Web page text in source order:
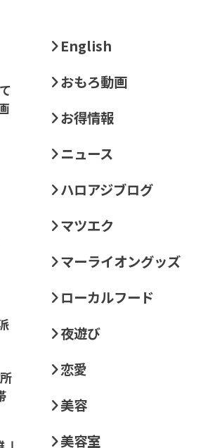
English
おもろ動画
お得情報
ニュース
ハロアジブログ
マツエク
マーライオングッズ
ローカルフード
夜遊び
恋愛
美容
美容室